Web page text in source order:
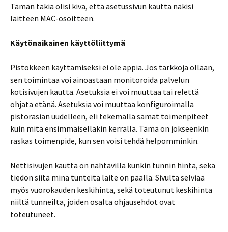
Tämän takia olisi kiva, että asetussivun kautta näkisi
laitteen MAC-osoitteen.
Käytönaikainen käyttöliittymä
Pistokkeen käyttämiseksi ei ole appia. Jos tarkkoja ollaan,
sen toimintaa voi ainoastaan monitoroida palvelun
kotisivujen kautta. Asetuksia ei voi muuttaa tai relettä
ohjata etänä. Asetuksia voi muuttaa konfiguroimalla
pistorasian uudelleen, eli tekemällä samat toimenpiteet
kuin mitä ensimmäiselläkin kerralla. Tämä on jokseenkin
raskas toimenpide, kun sen voisi tehdä helpomminkin.
Nettisivujen kautta on nähtävillä kunkin tunnin hinta, sekä
tiedon siitä minä tunteita laite on päällä. Sivulta selviää
myös vuorokauden keskihinta, sekä toteutunut keskihinta
niiltä tunneilta, joiden osalta ohjausehdot ovat
toteutuneet.